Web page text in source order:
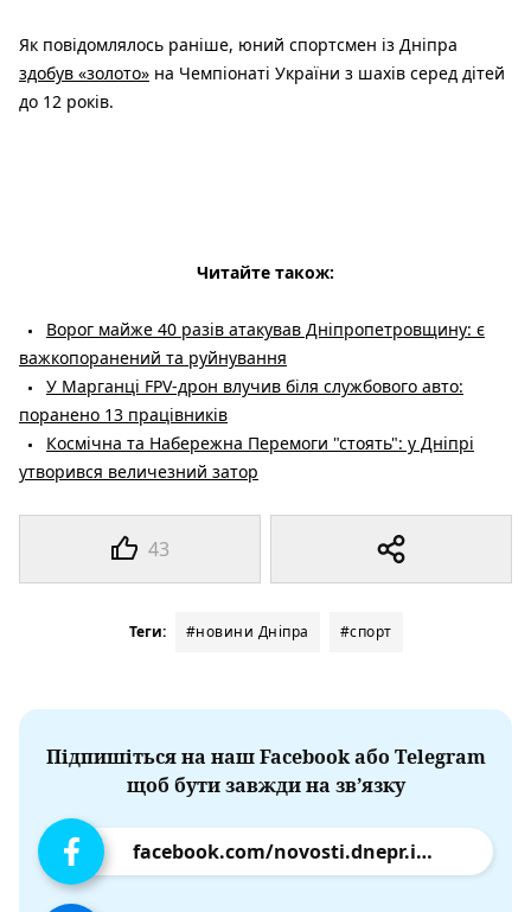
43
Як повідомлялось раніше, юний спортсмен із Дніпра
здобув «золото» на Чемпіонаті України з шахів серед дітей
до 12 років.
Читайте також:
Ворог майже 40 разів атакував Дніпропетровщину: є
важкопоранений та руйнування
У Марганці FPV-дрон влучив біля службового авто:
поранено 13 працівників
Космічна та Набережна Перемоги "стоять": у Дніпрі
утворився величезний затор
Теги: #новини Дніпра #спорт
Підпишіться на наш Facebook або Telegram
щоб бути завжди на зв’язку
facebook.com/novosti.dnepr.info